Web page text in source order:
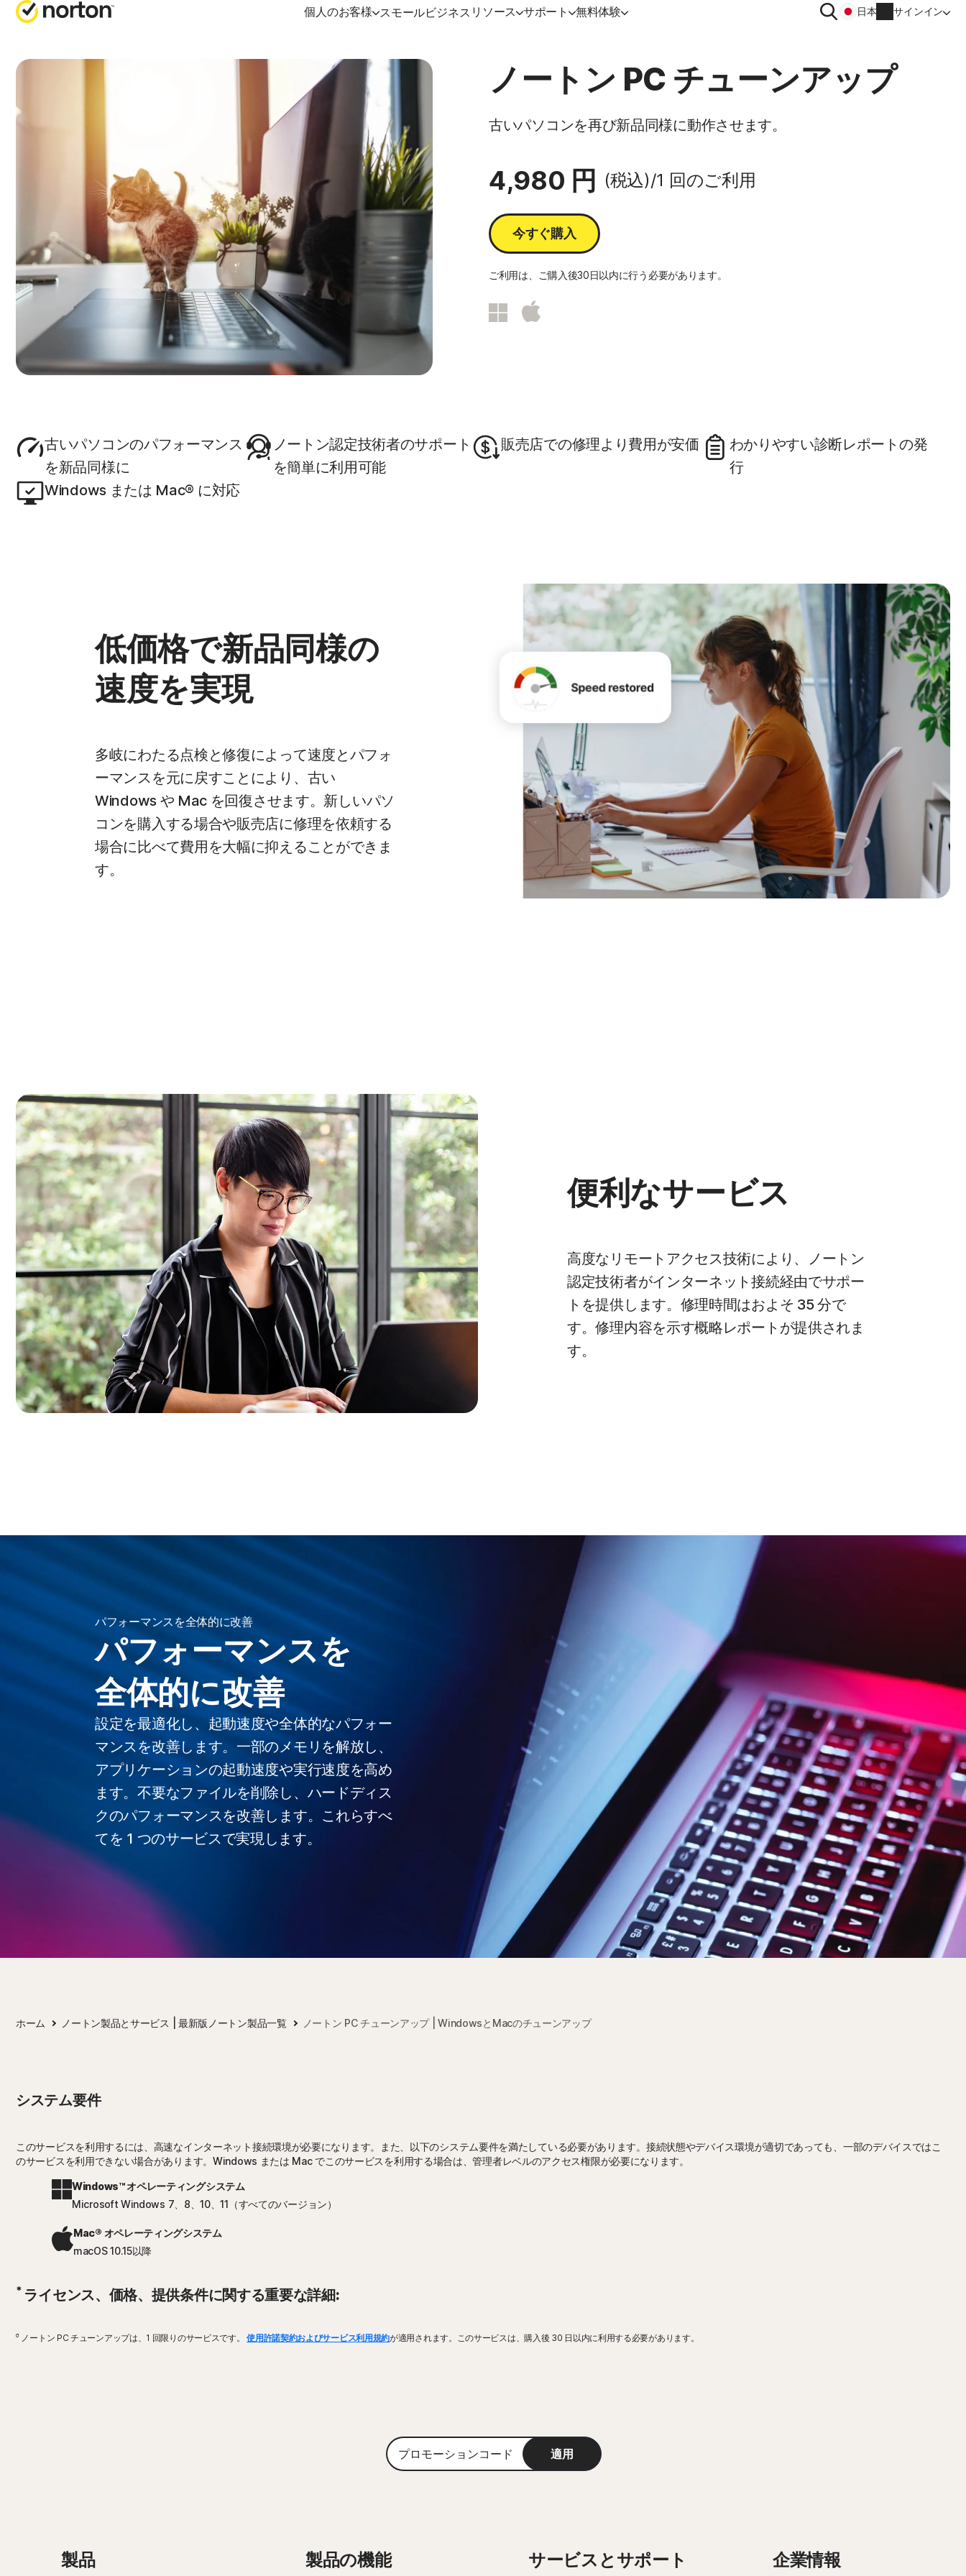
個人のお客様
ノートン 360 プレミアム
ノートン 360 デラックス
ノートン 360 スタンダード
ノートン 360 for Gamers
ノートン アンチウイルス プラス
ノートン モバイル セキュリティ
Android 版™
ノートン モバイル セキュリティ iOS
版™
ノートン VPN
ノートン アンチトラック
ノートン ID アドバイザー
すべての製品とサービス
スモールビジネス リソース
プライバシーに関するリソース
詐欺に関するリソース
サポート
カスタマーサポート 更新方法
無料体験
無料体験版
索
日本 サインイン
ノートン PC チューンアップ
古いパソコンを再び新品同様に動作させます。
4,980 円 (税込)/1 回のご利用
今すぐ購入
ご利用は、ご購入後30日以内に行う必要があります。
古いパソコンのパフォーマンス
を新品同様に
ノートン認定技術者のサポート
を簡単に利用可能
販売店での修理より費用が安価
わかりやすい診断レポートの発
行
Windows または Mac® に対応
低価格で新品同様の
速度を実現
多岐にわたる点検と修復によって速度とパフォ
ーマンスを元に戻すことにより、古い
Windows や Mac を回復させます。新しいパソ
コンを購入する場合や販売店に修理を依頼する
場合に比べて費用を大幅に抑えることができま
す。
便利なサービス
高度なリモートアクセス技術により、ノートン
認定技術者がインターネット接続経由でサポー
トを提供します。修理時間はおよそ 35 分で
す。修理内容を示す概略レポートが提供されま
す。
パフォーマンスを全体的に改善
パフォーマンスを
全体的に改善
設定を最適化し、起動速度や全体的なパフォー
マンスを改善します。一部のメモリを解放し、
アプリケーションの起動速度や実行速度を高め
ます。不要なファイルを削除し、ハードディス
クのパフォーマンスを改善します。これらすべ
てを 1 つのサービスで実現します。
ホーム ノートン製品とサービス | 最新版ノートン製品一覧 ノートン PC チューンアップ | WindowsとMacのチューンアップ
システム要件
このサービスを利用するには、高速なインターネット接続環境が必要になります。また、以下のシステム要件を満たしている必要があります。接続状態やデバイス環境が適切であっても、一部のデバイスではこ
のサービスを利用できない場合があります。Windows または Mac でこのサービスを利用する場合は、管理者レベルのアクセス権限が必要になります。
Windows™ オペレーティングシステム
Microsoft Windows 7、8、10、11（すべてのバージョン）
Mac® オペレーティングシステム
macOS 10.15以降
* ライセンス、価格、提供条件に関する重要な詳細:
σノートン PC チューンアップは、1 回限りのサービスです。使用許諾契約およびサービス利用規約が適用されます。このサービスは、購入後 30 日以内に利用する必要があります。
プ
ロ
モ
ー
ド
適用
製品 製品の機能 サービスとサポート 企業情報